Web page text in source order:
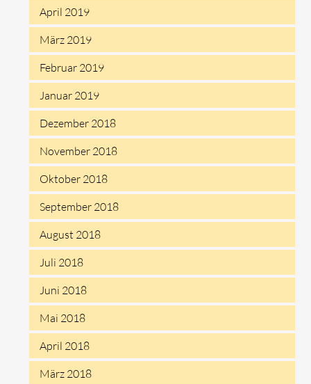
April 2019
März 2019
Februar 2019
Januar 2019
Dezember 2018
November 2018
Oktober 2018
September 2018
August 2018
Juli 2018
Juni 2018
Mai 2018
April 2018
März 2018